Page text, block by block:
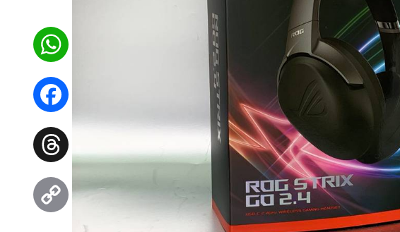
WhatsApp
Facebook
Threads